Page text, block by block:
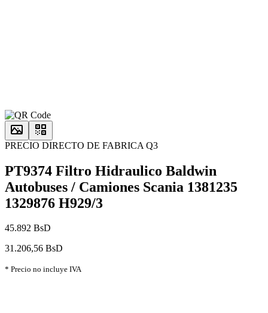
PRECIO DIRECTO DE FABRICA Q3
PT9374 Filtro Hidraulico Baldwin
Autobuses / Camiones Scania 1381235
1329876 H929/3
45.892 BsD
31.206,56 BsD
* Precio no incluye IVA